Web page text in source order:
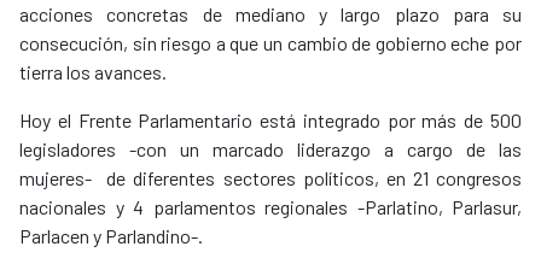
acciones concretas de mediano y largo plazo para su
consecución, sin riesgo a que un cambio de gobierno eche por
tierra los avances.
Hoy el Frente Parlamentario está integrado por más de 500
legisladores -con un marcado liderazgo a cargo de las
mujeres- de diferentes sectores políticos, en 21 congresos
nacionales y 4 parlamentos regionales -Parlatino, Parlasur,
Parlacen y Parlandino-.